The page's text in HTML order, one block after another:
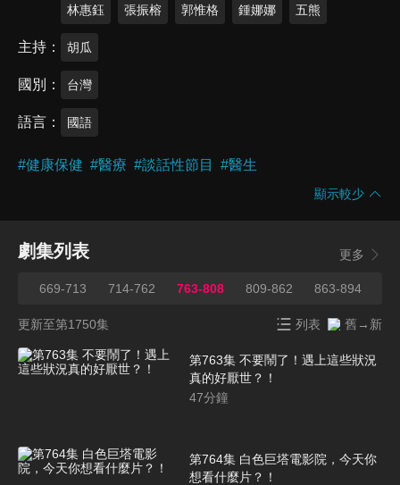
林惠鈺 張振榕 郭惟格 鍾娜娜 五熊
主持 胡瓜
國別 台灣
語言 國語
#健康保健 #醫療 #談話性節目 #醫生
顯示較少
劇集列表 更多
669-713 714-762 763-808 809-862 863-894
更新至第1750集 列表 舊→新
第763集 不要鬧了！遇上這些狀況
真的好厭世？！
47分鐘
第764集 白色巨塔電影院，今天你
想看什麼片？！